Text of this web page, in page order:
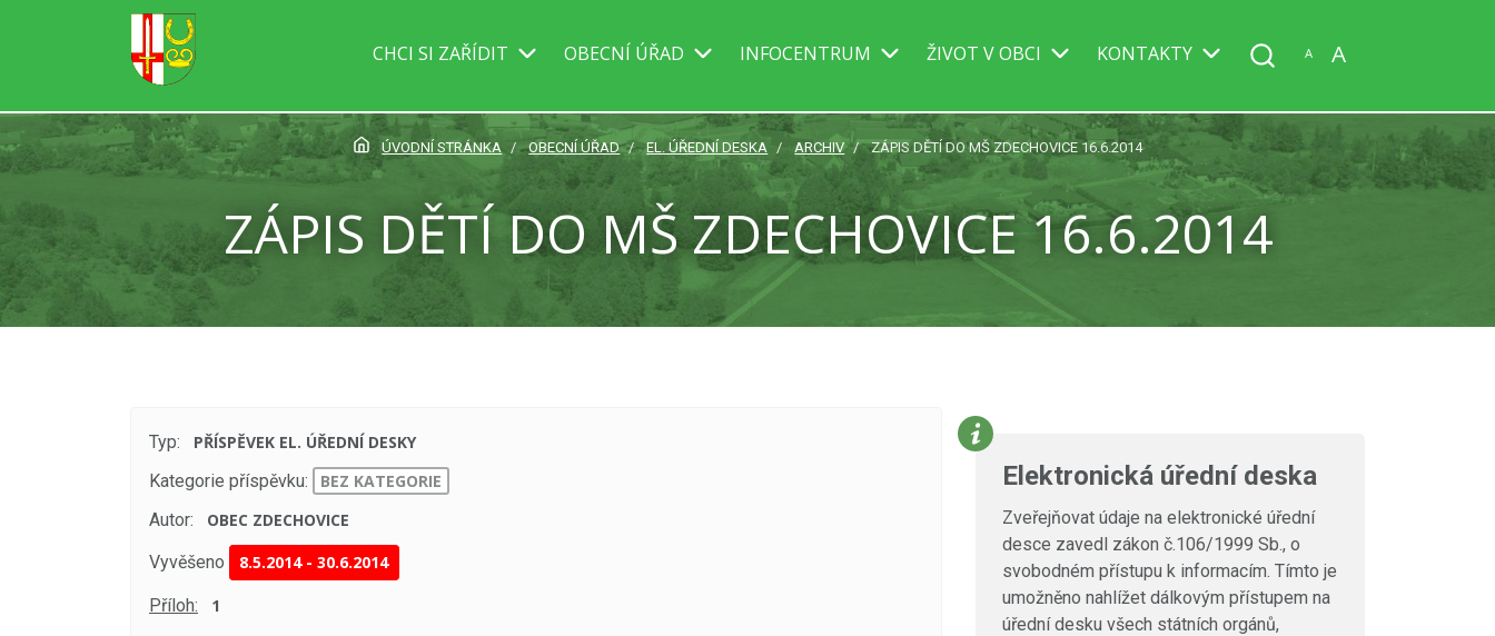
CHCI SI ZAŘÍDIT OBECNÍ ÚŘAD INFOCENTRUM ŽIVOT V OBCI KONTAKTY A A
ÚVODNÍ STRÁNKA OBECNÍ ÚŘAD EL. ÚŘEDNÍ DESKA ARCHIV ZÁPIS DĚTÍ DO MŠ ZDECHOVICE 16.6.2014
ZÁPIS DĚTÍ DO MŠ ZDECHOVICE 16.6.2014
Typ:
PŘÍSPĚVEK EL. ÚŘEDNÍ DESKY
Kategorie příspěvku:
BEZ KATEGORIE
Autor:
OBEC ZDECHOVICE
Vyvěšeno 8.5.2014-30.6.2014
Příloh: 1
Elektronická úřední deska
Zveřejňovat údaje na elektronické úřední
desce zavedl zákon č.106/1999 Sb., o
svobodném přístupu k informacím. Tímto je
umožněno nahlížet dálkovým přístupem na
úřední desku všech státních orgánů,